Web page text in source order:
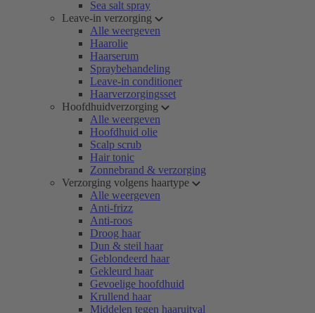
Sea salt spray
Leave-in verzorging
Alle weergeven
Haarolie
Haarserum
Spraybehandeling
Leave-in conditioner
Haarverzorgingsset
Hoofdhuidverzorging
Alle weergeven
Hoofdhuid olie
Scalp scrub
Hair tonic
Zonnebrand & verzorging
Verzorging volgens haartype
Alle weergeven
Anti-frizz
Anti-roos
Droog haar
Dun & steil haar
Geblondeerd haar
Gekleurd haar
Gevoelige hoofdhuid
Krullend haar
Middelen tegen haaruitval